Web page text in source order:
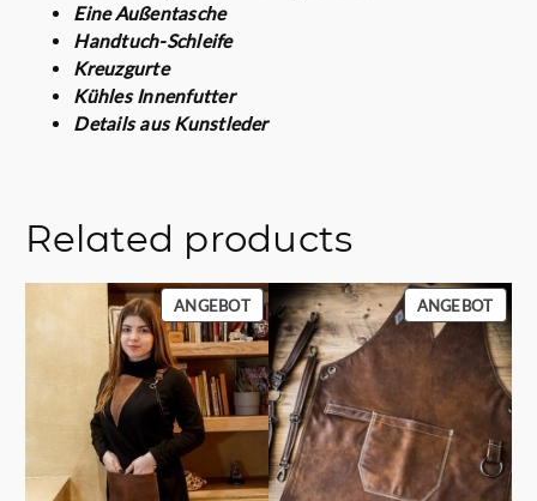
Eine Außentasche
Handtuch-Schleife
Kreuzgurte
Kühles Innenfutter
Details aus Kunstleder
Related products
ANGEBOTPRODUKT
IM
ANGEBOT
ANGEBOT
IM